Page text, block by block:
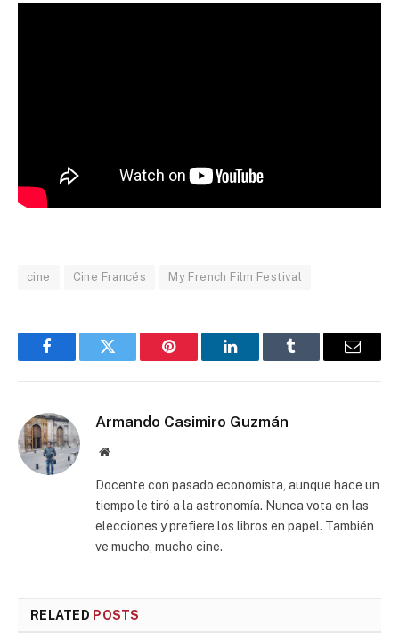
cine Cine Francés My French Film Festival
FacebookTwitter Pinterest LinkedInTumblr Email
Armando Casimiro Guzmán
Website
Docente con pasado economista, aunque hace un
tiempo le tiró a la astronomía. Nunca vota en las
elecciones y prefiere los libros en papel. También
ve mucho, mucho cine.
RELATED POSTS